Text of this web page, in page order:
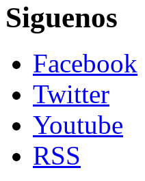
Siguenos
Facebook
Twitter
Youtube
RSS